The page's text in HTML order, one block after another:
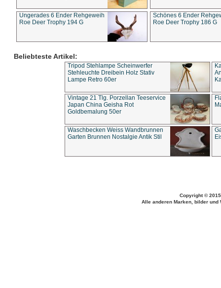
Ungerades 6 Ender Rehgeweih
Roe Deer Trophy 194 G
Schönes 6 Ender
Roe Deer Trophy 186 G
Beliebteste Artikel:
Tripod Stehlampe Scheinwerfer
Stehleuchte Dreibein Holz Stativ
Lampe Retro 60er
Vintage 21 Tlg. Porzellan Teeservice
Japan China Geisha Rot
Goldbemalung 50er
Waschbecken Weiss Wandbrunnen
Garten Brunnen Nostalgie Antik Stil
Copyright ©
Alle anderen Marken, bilder und